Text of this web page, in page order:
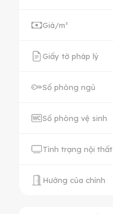
Giá/m²
Giấy tờ pháp lý
Số phòng ngủ
Số phòng vệ sinh
Tình trạng nội thất
Hướng của chính